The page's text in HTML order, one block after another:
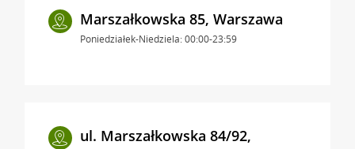
Marszałkowska 85, Warszawa
Poniedziałek-Niedziela: 00:00-23:59
ul. Marszałkowska 84/92,